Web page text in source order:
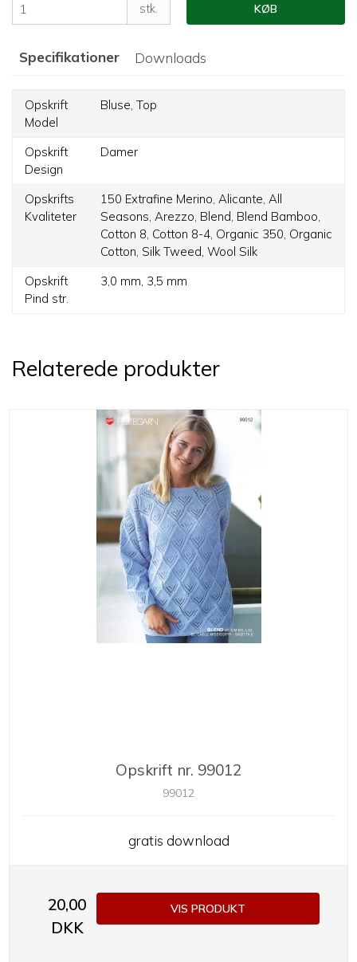
stk. KØB
Specifikationer Downloads
Opskrift
Model
Bluse, Top
Opskrift
Design
Damer
Opskrifts
Kvaliteter
150 Extrafine Merino, Alicante, All
Seasons, Arezzo, Blend, Blend Bamboo,
Cotton 8, Cotton 8-4, Organic 350, Organic
Cotton, Silk Tweed, Wool Silk
Opskrift
Pind str.
3,0 mm, 3,5 mm
Relaterede produkter
Opskrift nr. 99012
99012
gratis download
20,00
DKK
VIS PRODUKT